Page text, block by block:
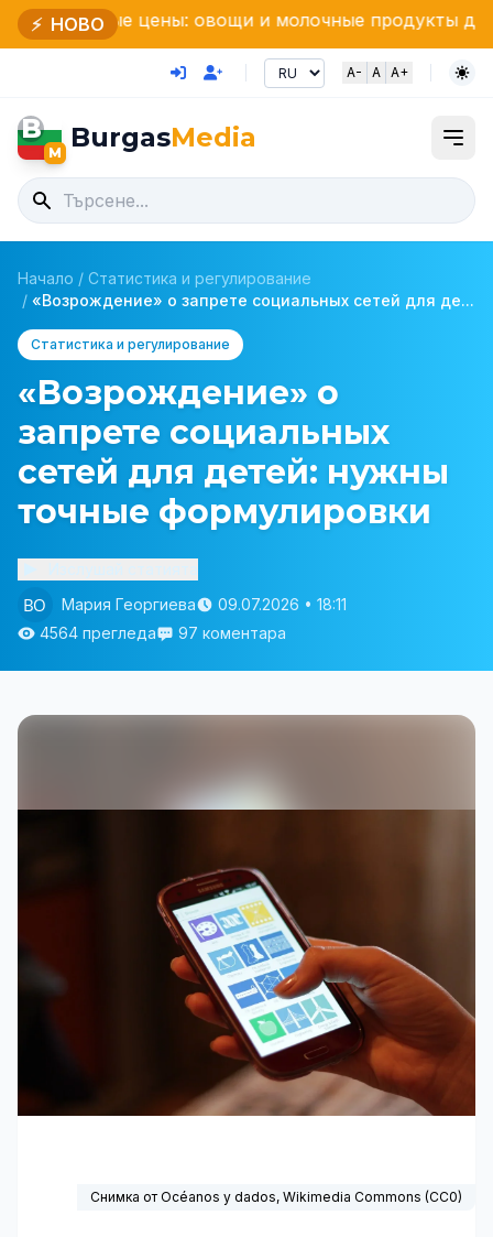
⚡ НОВО
овощи и молочные продукты демонстрируют
A- A A+
B
M BurgasMedia
Начало / Статистика и регулирование
/ «Возрождение» о запрете социальных сетей для де...
Статистика и регулирование
«Возрождение» о
запрете социальных
сетей для детей: нужны
точные формулировки
Мария Георгиева
09.07.2026 • 18:11
4564 прегледа
97 коментара
Снимка от Océanos y dados, Wikimedia Commons (CC0)